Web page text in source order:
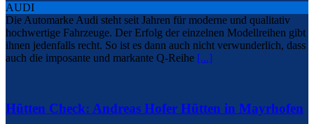
AUDI
Die Automarke Audi steht seit Jahren für moderne und qualitativ
hochwertige Fahrzeuge. Der Erfolg der einzelnen Modellreihen gibt
ihnen jedenfalls recht. So ist es dann auch nicht verwunderlich, dass
auch die imposante und markante Q-Reihe [...]
Hütten Check: Andreas Hofer Hütten in Mayrhofen